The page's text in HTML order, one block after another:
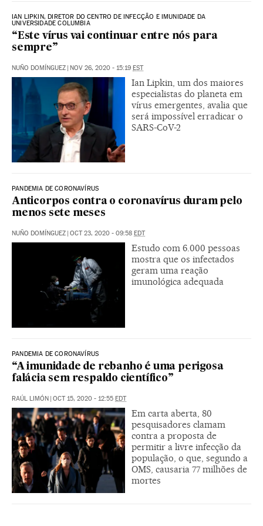
IAN LIPKIN, DIRETOR DO CENTRO DE INFECÇÃO E IMUNIDADE DA
UNIVERSIDADE COLUMBIA
“Este vírus vai continuar entre nós para
sempre”
NUÑO DOMÍNGUEZ | NOV 26, 2020 - 15:19 EST
Ian Lipkin, um dos maiores
especialistas do planeta em
vírus emergentes, avalia que
será impossível erradicar o
SARS-CoV-2
PANDEMIA DE CORONAVÍRUS
Anticorpos contra o coronavírus duram pelo
menos sete meses
NUÑO DOMÍNGUEZ | OCT 23, 2020 - 09:58 EDT
Estudo com 6.000 pessoas
mostra que os infectados
geram uma reação
imunológica adequada
PANDEMIA DE CORONAVÍRUS
“A imunidade de rebanho é uma perigosa
falácia sem respaldo científico”
RAÚL LIMÓN | OCT 15, 2020 - 12:55 EDT
Em carta aberta, 80
pesquisadores clamam
contra a proposta de
permitir a livre infecção da
população, o que, segundo a
OMS, causaria 77 milhões de
mortes